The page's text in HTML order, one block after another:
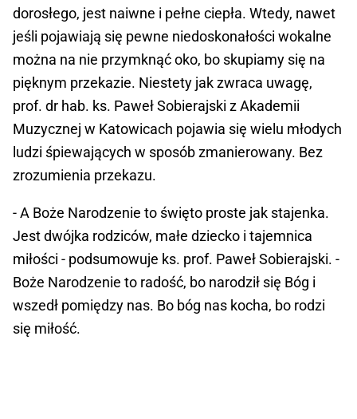
dorosłego, jest naiwne i pełne ciepła. Wtedy, nawet
jeśli pojawiają się pewne niedoskonałości wokalne
można na nie przymknąć oko, bo skupiamy się na
pięknym przekazie. Niestety jak zwraca uwagę,
prof. dr hab. ks. Paweł Sobierajski z Akademii
Muzycznej w Katowicach pojawia się wielu młodych
ludzi śpiewających w sposób zmanierowany. Bez
zrozumienia przekazu.
- A Boże Narodzenie to święto proste jak stajenka.
Jest dwójka rodziców, małe dziecko i tajemnica
miłości - podsumowuje ks. prof. Paweł Sobierajski. -
Boże Narodzenie to radość, bo narodził się Bóg i
wszedł pomiędzy nas. Bo bóg nas kocha, bo rodzi
się miłość.